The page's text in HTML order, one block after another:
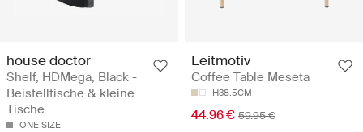
house doctor
Shelf, HDMega, Black -
Beistelltische & kleine
Tische
ONE SIZE
Leitmotiv
Coffee Table Meseta
H38.5CM
44.96 € 59.95 €